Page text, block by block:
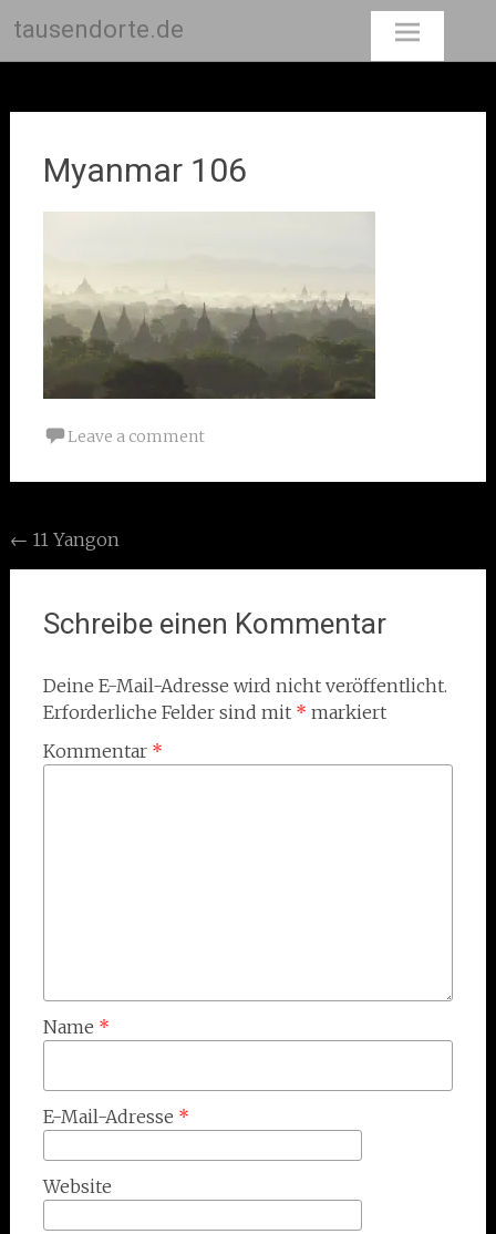
tausendorte.de
Myanmar 106
Leave a comment
Post
navigation
← 11 Yangon
Schreibe einen Kommentar
Deine E-Mail-Adresse wird nicht veröffentlicht.
Erforderliche Felder sind mit * markiert
Kommentar *
Name *
E-Mail-Adresse *
Website